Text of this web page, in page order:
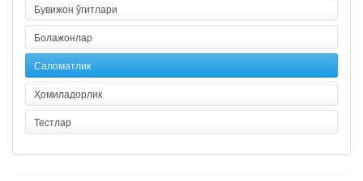
Бувижон ўгитлари
Болажонлар
Саломатлик
Ҳомиладорлик
Тестлар